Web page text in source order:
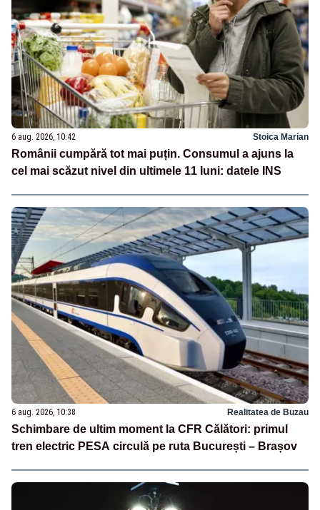
6 aug. 2026, 10:42 Stoica Marian
Românii cumpără tot mai puțin. Consumul a ajuns la
cel mai scăzut nivel din ultimele 11 luni: datele INS
6 aug. 2026, 10:38 Realitatea de Buzau
Schimbare de ultim moment la CFR Călători: primul
tren electric PESA circulă pe ruta București – Brașov